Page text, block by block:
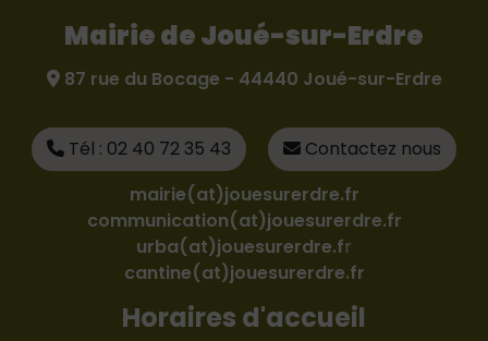
Mairie de Joué-sur-Erdre
87 rue du Bocage - 44440 Joué-sur-Erdre
Tél : 02 40 72 35 43
Contactez nous
mairie(at)jouesurerdre.fr
communication(at)jouesurerdre.fr
urba(at)jouesurerdre.fr
cantine(at)jouesurerdre.fr
Horaires d'accueil